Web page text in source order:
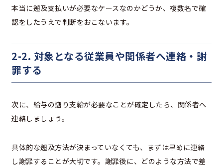
本当に遡及支払いが必要なケースなのかどうか、複数名で確
認をしたうえで判断をおこないます。
2-2. 対象となる従業員や関係者へ連絡・謝
罪する
次に、給与の遡り支給が必要なことが確定したら、関係者へ
連絡しましょう。
具体的な遡及方法が決まっていなくても、まずは早めに連絡
し謝罪することが大切です。謝罪後に、どのような方法で差